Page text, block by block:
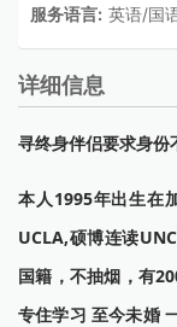
服务语言: 英语/国
详细信息
寻终身伴侣要求身份
本人1995年出生在
UCLA,硕博连读
国籍，不抽烟，有
专住学习 至今未婚